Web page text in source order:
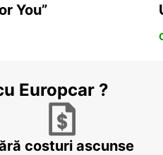
You”
Europcar ?
costuri ascunse